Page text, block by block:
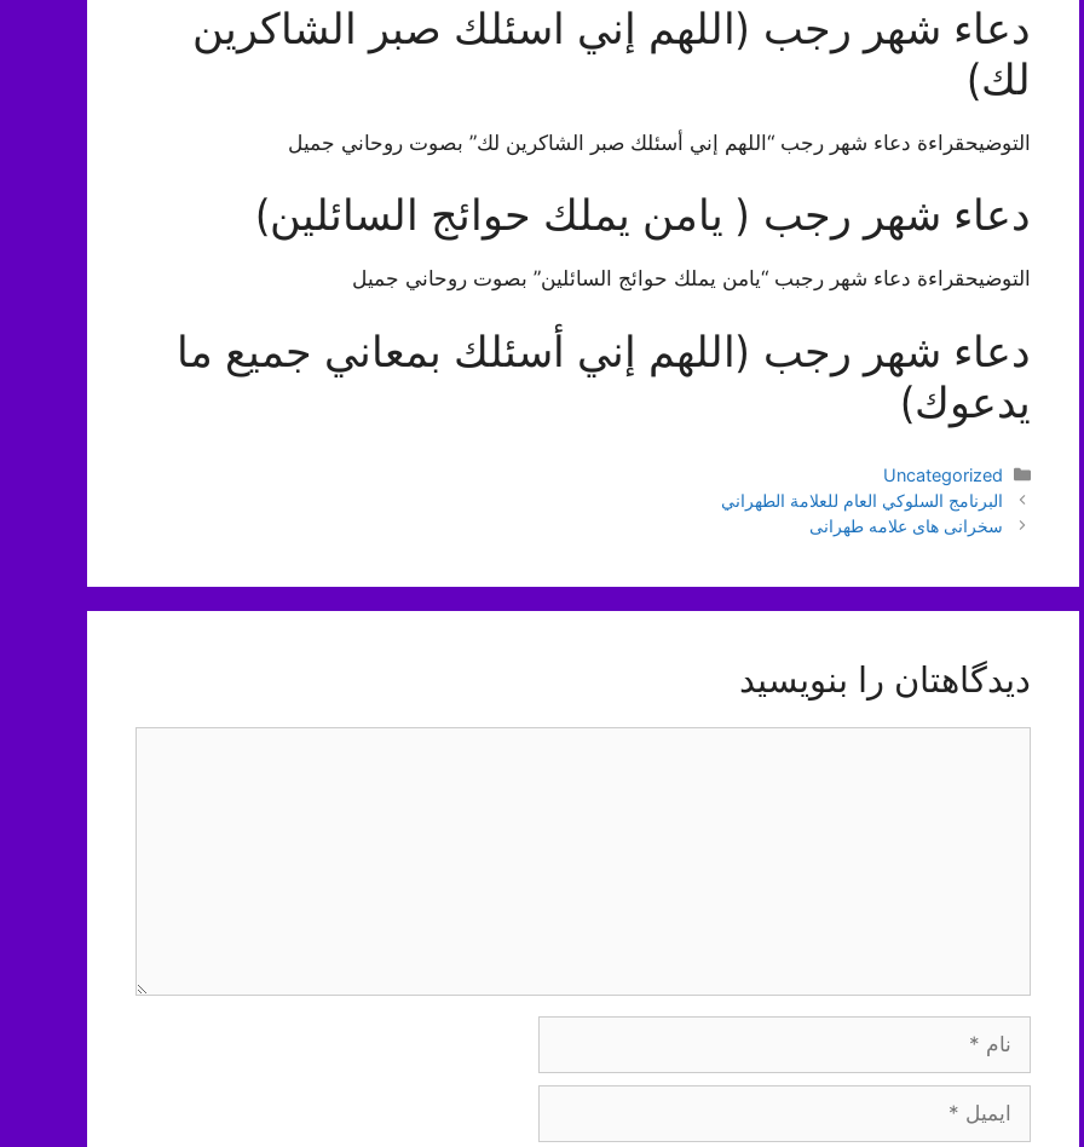
دعاء شهر رجب (اللهم إني اسئلك صبر الشاكرين
لك)
التوضيحقراءة دعاء شهر رجب “اللهم إني أسئلك صبر الشاكرين لك” بصوت روحاني جميل
دعاء شهر رجب ( يامن يملك حوائج السائلين)
التوضيحقراءة دعاء شهر رجبب “يامن يملك حوائج السائلين” بصوت روحاني جميل
دعاء شهر رجب (اللهم إني أسئلك بمعاني جميع ما
يدعوك)
دسته‌ها
Uncategorized
ناوبری
نوشته‌ها
البرنامج السلوكي العام للعلامة الطهراني
سخرانی های علامه طهرانی
دیدگاهتان را بنویسید